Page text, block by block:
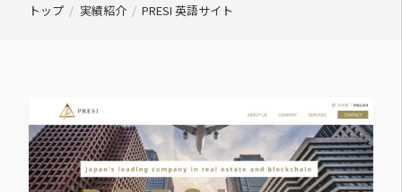
トップ / 実績紹介 / PRESI 英語サイト